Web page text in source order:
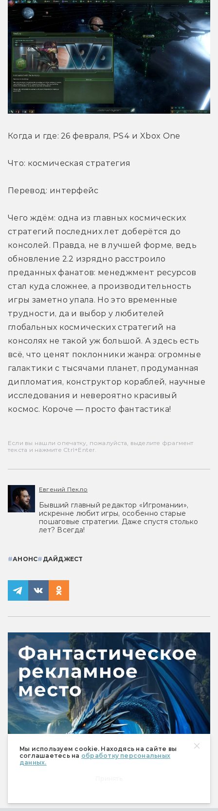
Мы используем cookie. Находясь на сайте вы
соглашаетесь на обработку персональных
данных.
Когда и где: 26 февраля, PS4 и Xbox One
Что: космическая стратегия
Перевод: интерфейс
Чего ждём: одна из главных космических
стратегий последних лет доберётся до
консолей. Правда, не в лучшей форме, ведь
обновление 2.2 изрядно расстроило
преданных фанатов: менеджмент ресурсов
стал куда сложнее, а производительность
игры заметно упала. Но это временные
трудности, да и выбор у любителей
глобальных космических стратегий на
консолях не такой уж большой. А здесь есть
всё, что ценят поклонники жанра: огромные
галактики с тысячами планет, продуманная
дипломатия, конструктор кораблей, научные
исследования и невероятно красивый
космос. Короче — просто фантастика!
Если вы нашли опечатку, пожалуйста, выделите фрагмент
текста и нажмите Ctrl+Enter.
Евгений Пекло
Бывший главный редактор «Игромании»,
искренне любит игры, особенно старые
пошаговые стратегии. Даже спустя столько
лет? Всегда!
#АНОНС# ДАЙДЖЕСТ